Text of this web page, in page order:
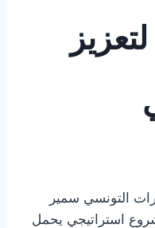
التونسي سمير
استراتيجي يحمل